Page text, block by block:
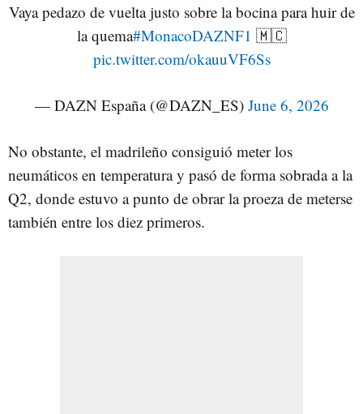
Vaya pedazo de vuelta justo sobre la bocina para huir de
la quema#MonacoDAZNF1 🇲🇨
pic.twitter.com/okauuVF6Ss
— DAZN España (@DAZN_ES) June 6, 2026
No obstante, el madrileño consiguió meter los
neumáticos en temperatura y pasó de forma sobrada a la
Q2, donde estuvo a punto de obrar la proeza de meterse
también entre los diez primeros.